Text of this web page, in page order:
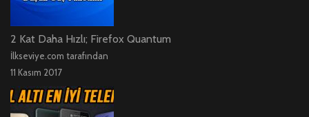
2 Kat Daha Hızlı; Firefox Quantum
İlkseviye.com tarafından
11 Kasım 2017